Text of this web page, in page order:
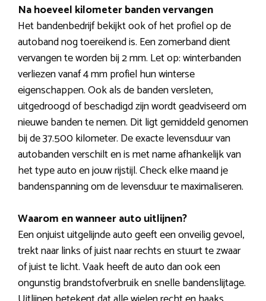
Na hoeveel kilometer banden vervangen
Het bandenbedrijf bekijkt ook of het profiel op de
autoband nog toereikend is. Een zomerband dient
vervangen te worden bij 2 mm. Let op: winterbanden
verliezen vanaf 4 mm profiel hun winterse
eigenschappen. Ook als de banden versleten,
uitgedroogd of beschadigd zijn wordt geadviseerd om
nieuwe banden te nemen. Dit ligt gemiddeld genomen
bij de 37.500 kilometer. De exacte levensduur van
autobanden verschilt en is met name afhankelijk van
het type auto en jouw rijstijl. Check elke maand je
bandenspanning om de levensduur te maximaliseren.
Waarom en wanneer auto uitlijnen?
Een onjuist uitgelijnde auto geeft een onveilig gevoel,
trekt naar links of juist naar rechts en stuurt te zwaar
of juist te licht. Vaak heeft de auto dan ook een
ongunstig brandstofverbruik en snelle bandenslijtage.